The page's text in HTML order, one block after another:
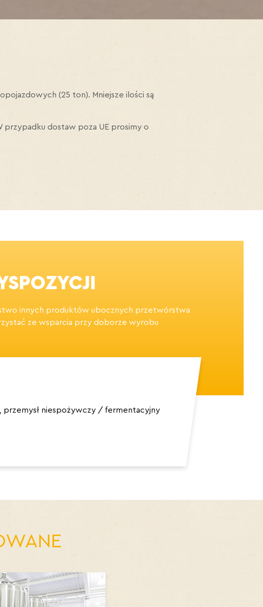
(25 ton). Mniejsze ilości są
przypadku dostaw poza UE prosimy o
innych produktów ubocznych przetwórstwa
ze wsparcia przy doborze wyrobu
przemysł niespożywczy / fermentacyjny